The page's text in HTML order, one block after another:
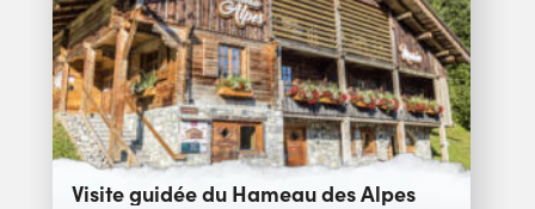
Visite guidée du Hameau des Alpes